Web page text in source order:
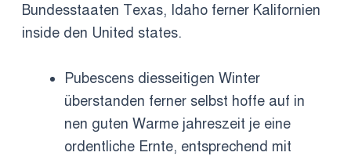
Bundesstaaten Texas, Idaho ferner Kalifornien
inside den United states.
Pubescens diesseitigen Winter
überstanden ferner selbst hoffe auf in
nen guten Warme jahreszeit je eine
ordentliche Ernte, entsprechend mit